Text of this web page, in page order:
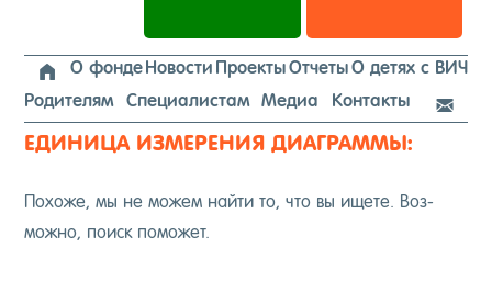
 О фондеНовости ПроектыОтчетыО детях с ВИЧ
Родителям
Специалистам Медиа Контакты 
ЕДИНИЦА ИЗМЕРЕНИЯ ДИАГРАММЫ:
По­хоже, мы не мо­жем най­ти то, что вы ище­те. Воз­
можно, по­иск по­может.